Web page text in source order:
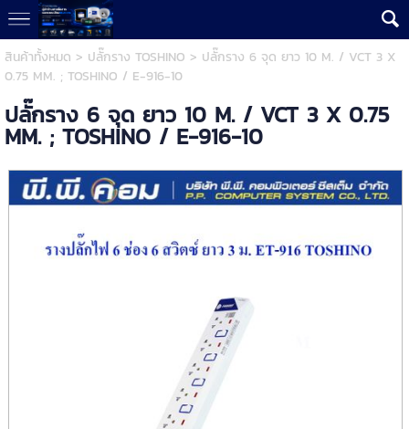
สินค้าทั้งหมด > ปลั๊กราง TOSHINO > ปลั๊กราง 6 จุด ยาว 10 M. / VCT 3 X
0.75 MM. ; TOSHINO / E-916-10
ปลั๊กราง 6 จุด ยาว 10 M. / VCT 3 X 0.75
MM. ; TOSHINO / E-916-10